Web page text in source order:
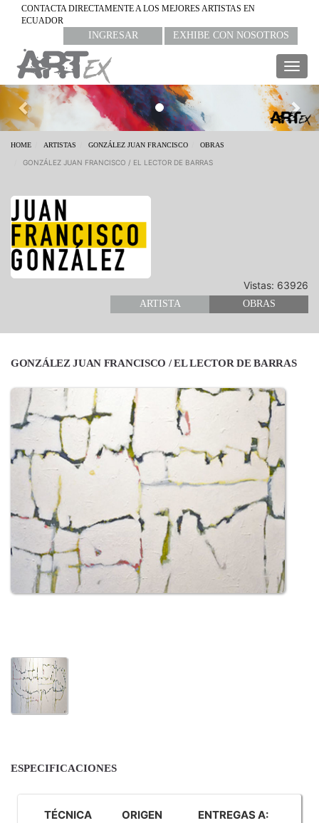
CONTACTA DIRECTAMENTE A LOS MEJORES ARTISTAS EN
ECUADOR
INGRESAR EXHIBE CON NOSOTROS
Previous
HOME ARTISTAS GONZÁLEZ JUAN FRANCISCO OBRAS
GONZÁLEZ JUAN FRANCISCO / EL LECTOR DE BARRAS
Vistas: 63926
ARTISTA OBRAS
GONZÁLEZ JUAN FRANCISCO / EL LECTOR DE BARRAS
ESPECIFICACIONES
TÉCNICA ORIGEN ENTREGAS A: